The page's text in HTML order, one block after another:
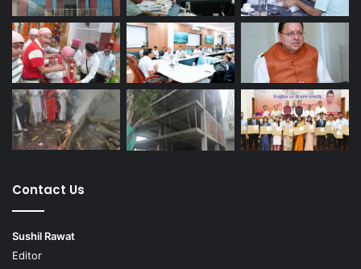
Contact Us
Sushil Rawat
Editor